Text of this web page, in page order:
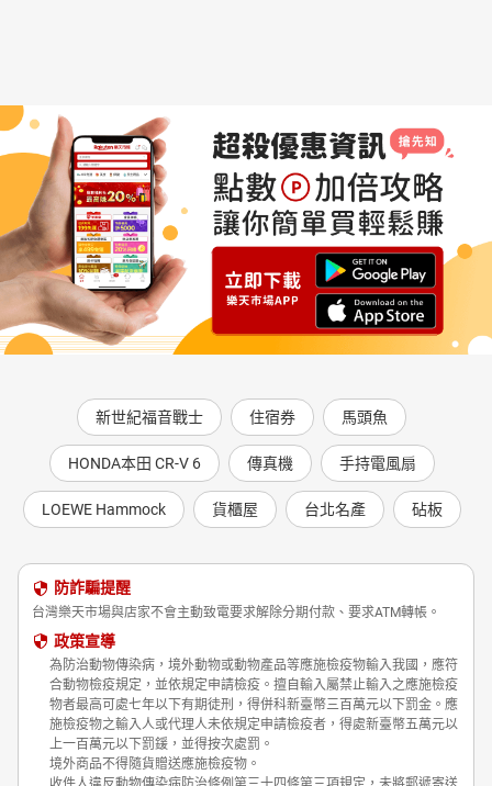
新世紀福音戰士 住宿券 馬頭魚
HONDA本田 CR-V 6 傳真機 手持電風扇
LOEWE Hammock 貨櫃屋 台北名產 砧板
防詐騙提醒
台灣樂天市場與店家不會主動致電要求解除分期付款、要求ATM轉帳。
政策宣導
為防治動物傳染病，境外動物或動物產品等應施檢疫物輸入我國，應符
合動物檢疫規定，並依規定申請檢疫。擅自輸入屬禁止輸入之應施檢疫
物者最高可處七年以下有期徒刑，得併科新臺幣三百萬元以下罰金。應
施檢疫物之輸入人或代理人未依規定申請檢疫者，得處新臺幣五萬元以
上一百萬元以下罰鍰，並得按次處罰。
境外商品不得隨貨贈送應施檢疫物。